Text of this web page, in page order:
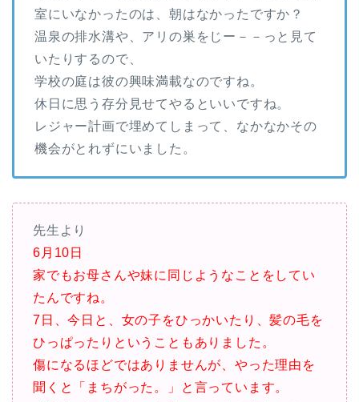
室にいなかったのは、朝はなかったですか？
温泉の排水溝や、アリの巣をじー－－っと見て
いたりするので、
学校の庭は彼の興味満載なのですね。
休日に思う存分見せてやるといいですね。
レジャー計画で埋めてしまって、なかなかその
機会がとれずにいました。
先生より
6月10日
家でもお母さんや妹に同じようなことをしてい
たんですね。
7日、今日と、女の子をひっかいたり、髪の毛を
ひっぱったりということもありました。
傷になるほどではありませんが、やった理由を
聞くと「まちがった。」と言っています。